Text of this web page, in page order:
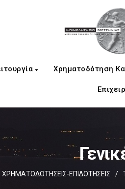
Χρηματοδότηση
ΧΡΗΜΑΤΟΔΟΤΗΣΕΙΣ-ΕΠΙΔΟΤΗΣΕΙΣ /